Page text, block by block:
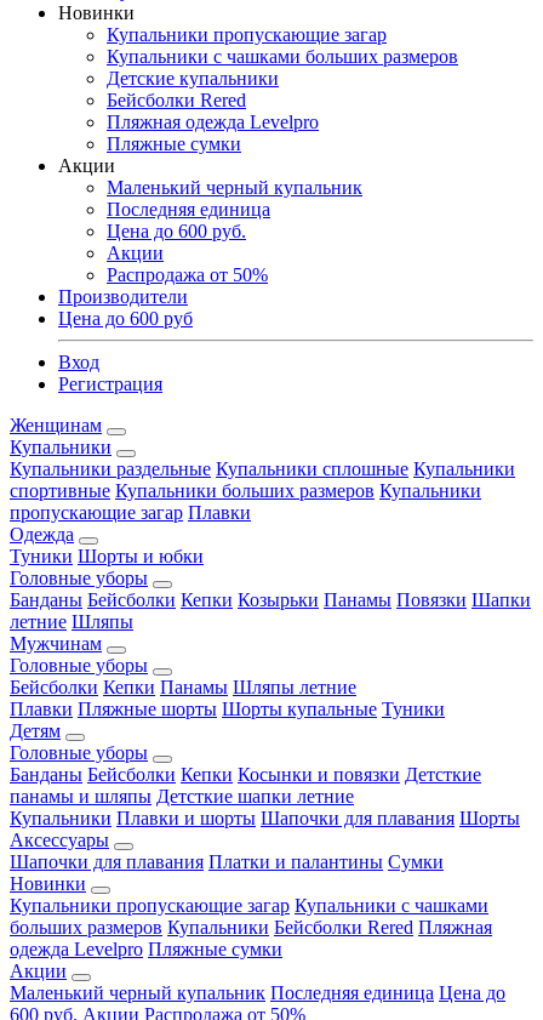
Новинки
Купальники пропускающие загар
Купальники с чашками больших размеров
Детские купальники
Бейсболки Rered
Пляжная одежда Levelpro
Пляжные сумки
Акции
Маленький черный купальник
Последняя единица
Цена до 600 руб.
Акции
Распродажа от 50%
Производители
Цена до 600 руб
Вход
Регистрация
Женщинам
Купальники
Купальники раздельные Купальники сплошные Купальники
спортивные Купальники больших размеров Купальники
пропускающие загар Плавки
Одежда
Туники Шорты и юбки
Головные уборы
Банданы Бейсболки Кепки Козырьки Панамы Повязки Шапки
летние Шляпы
Мужчинам
Головные уборы
Бейсболки Кепки Панамы Шляпы летние
Плавки Пляжные шорты Шорты купальные Туники
Детям
Головные уборы
Банданы Бейсболки Кепки Косынки и повязки Детсткие
панамы и шляпы Детсткие шапки летние
Купальники Плавки и шорты Шапочки для плавания Шорты
Аксессуары
Шапочки для плавания Платки и палантины Сумки
Новинки
Купальники пропускающие загар Купальники с чашками
больших размеров Купальники Бейсболки Rered Пляжная
одежда Levelpro Пляжные сумки
Акции
Маленький черный купальник Последняя единица Цена до
600 руб. Акции Распродажа от 50%